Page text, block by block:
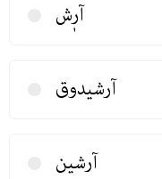
آرٖش
آرشیدوق
آرشین